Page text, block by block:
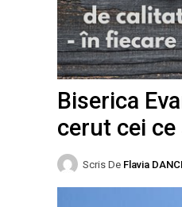
Biserica
cerut cei
Scris De Flavia